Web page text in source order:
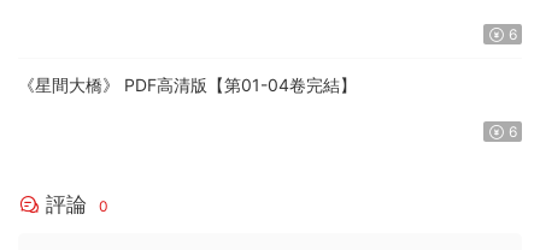
6
《星間大橋》 PDF高清版【第01-04卷完結】
6
評論 0